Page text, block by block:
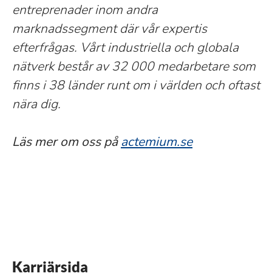
entreprenader inom andra
marknadssegment där vår expertis
efterfrågas. Vårt industriella och globala
nätverk består av 32 000 medarbetare som
finns i 38 länder runt om i världen och oftast
nära dig.
Läs mer om oss påactemium.se
Karriärsida